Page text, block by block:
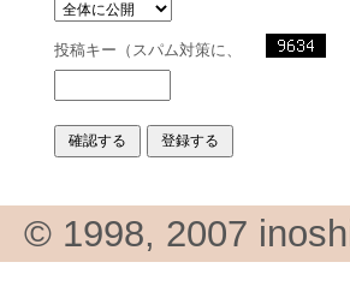
投稿キー（スパム対策に、
© 1998, 2007